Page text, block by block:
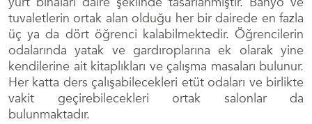
tuvaletlerin ortak alan olduğu her bir dairede en fazla
üç ya da dört öğrenci kalabilmektedir. Öğrencilerin
odalarında yatak ve gardıroplarına ek olarak yine
kendilerine ait kitaplıkları ve çalışma masaları bulunur.
Her katta ders çalışabilecekleri etüt odaları ve birlikte
vakit geçirebilecekleri ortak salonlar da
bulunmaktadır.